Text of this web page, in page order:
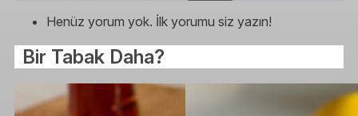
Henüz yorum yok. İlk yorumu siz yazın!
Bir Tabak Daha?